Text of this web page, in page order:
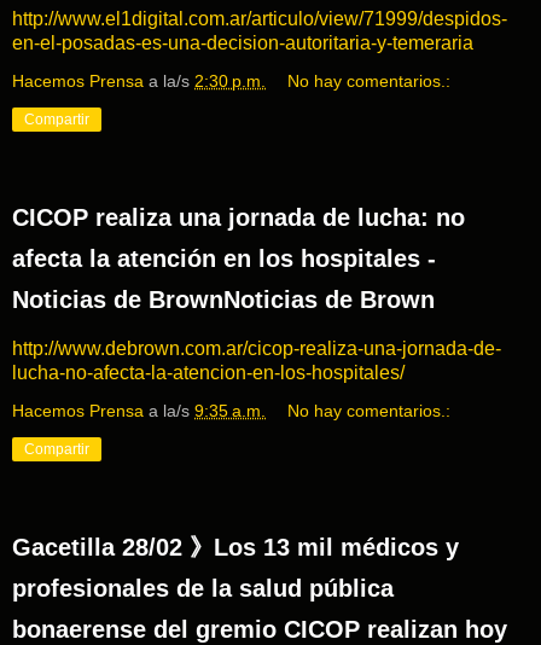
http://www.el1digital.com.ar/articulo/view/71999/despidos-
en-el-posadas-es-una-decision-autoritaria-y-temeraria
Hacemos Prensa a la/s 2:30 p.m. No hay comentarios.:
Compartir
CICOP realiza una jornada de lucha: no
afecta la atención en los hospitales -
Noticias de BrownNoticias de Brown
http://www.debrown.com.ar/cicop-realiza-una-jornada-de-
lucha-no-afecta-la-atencion-en-los-hospitales/
Hacemos Prensa a la/s 9:35 a.m. No hay comentarios.:
Compartir
Gacetilla 28/02 》Los 13 mil médicos y
profesionales de la salud pública
bonaerense del gremio CICOP realizan hoy